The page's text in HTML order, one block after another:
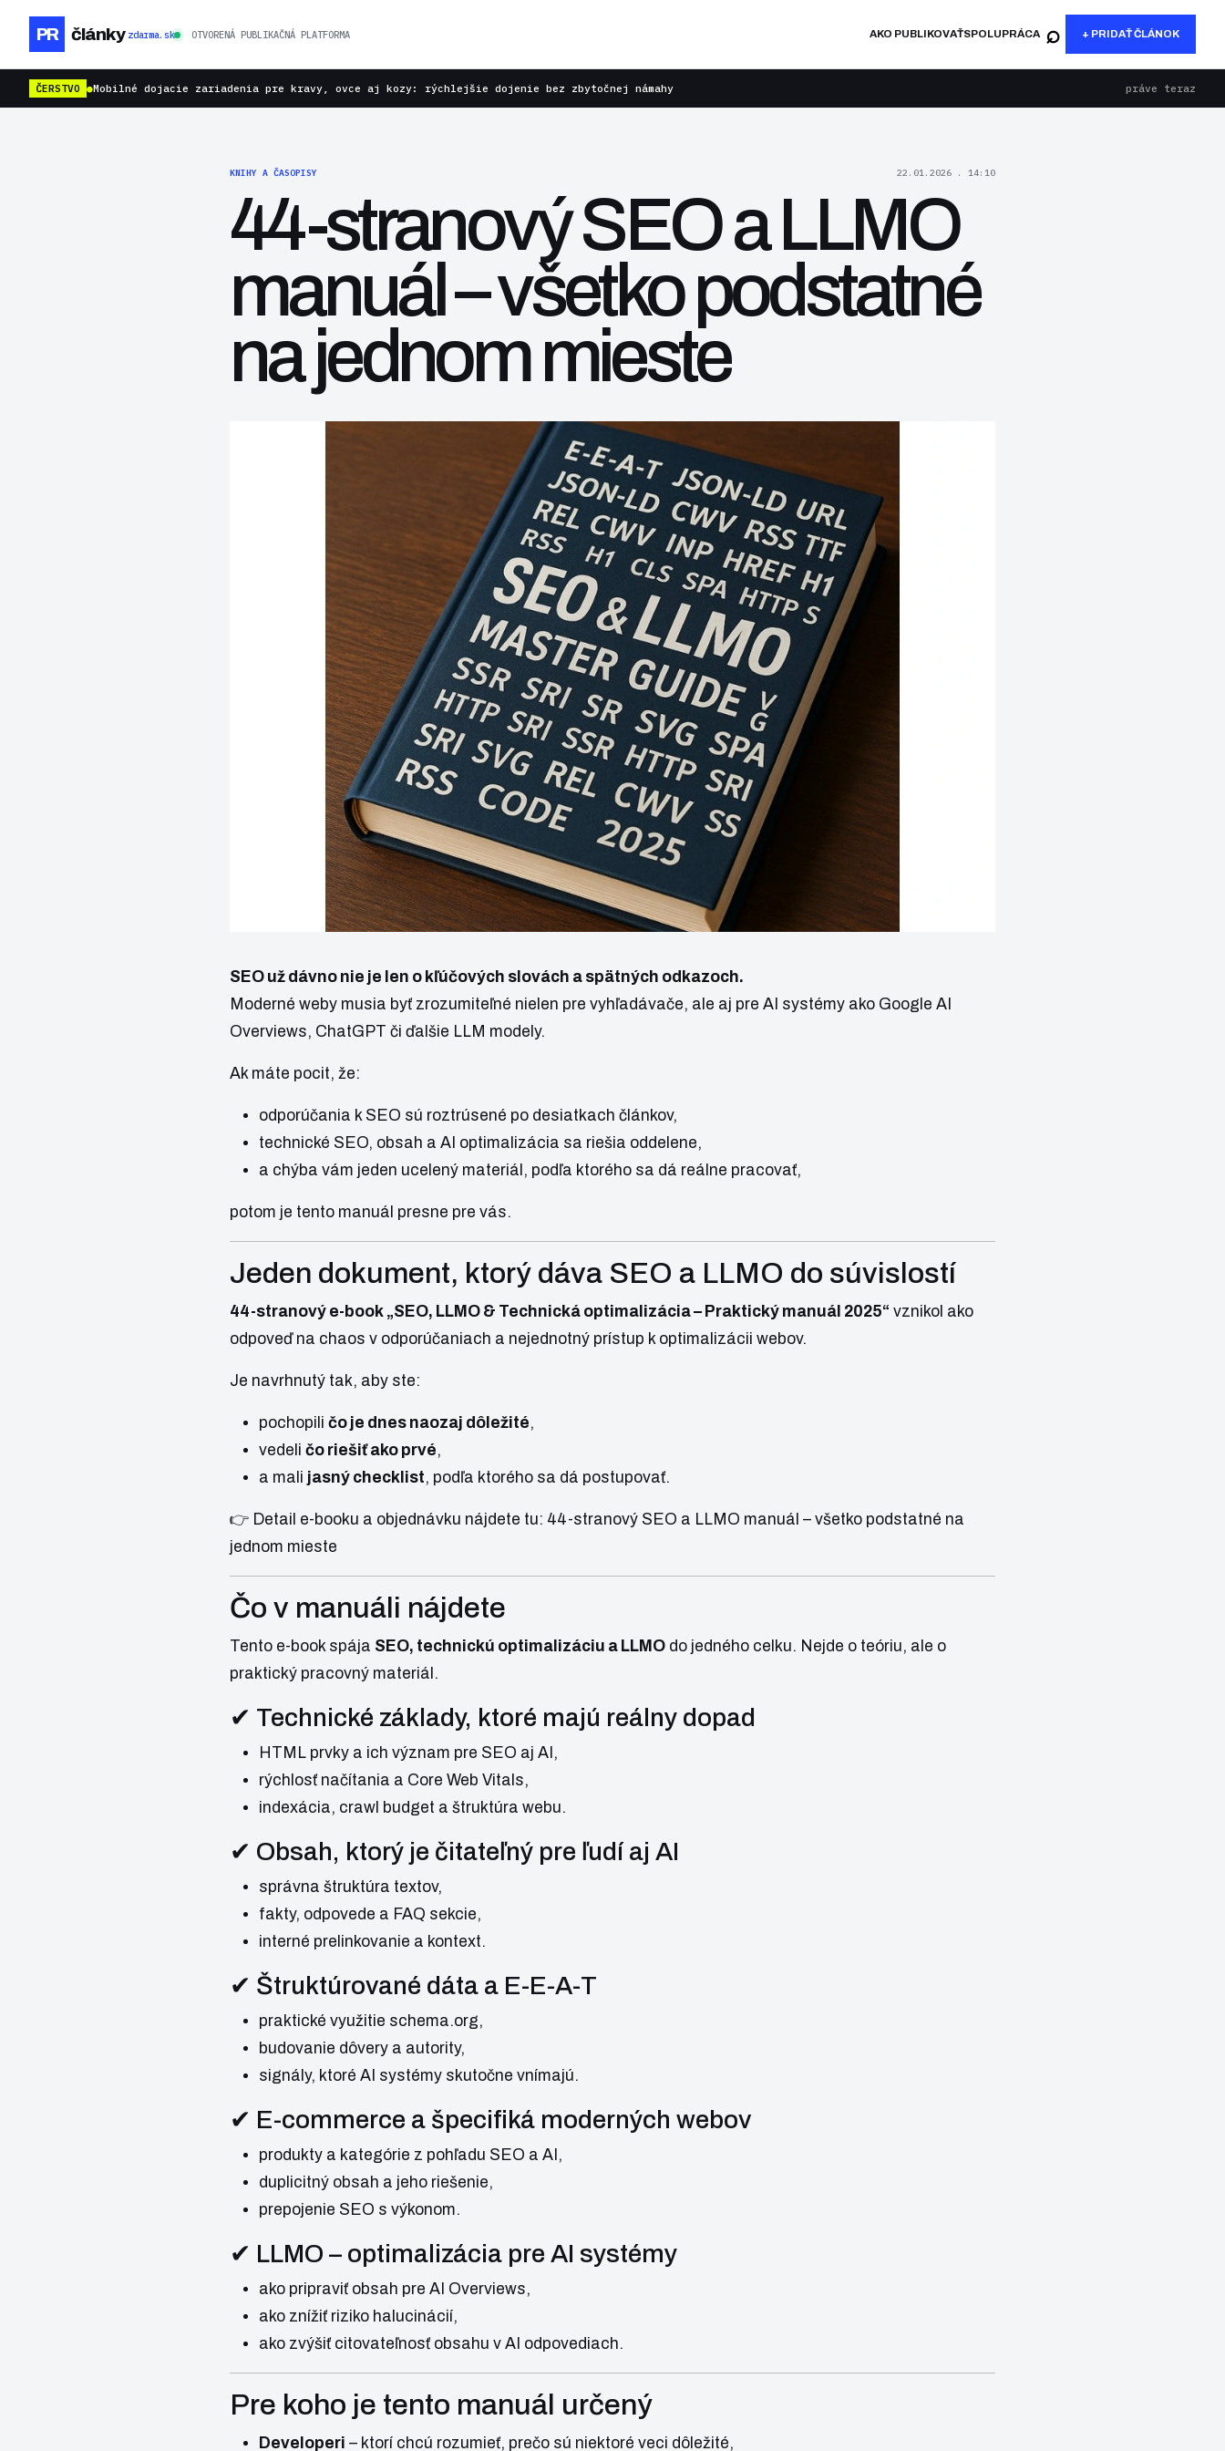
PR články zdarma.sk OTVORENÁ PUBLIKAČNÁ PLATFORMA AKO PUBLIKOVAŤSPOLUPRÁCA ⌕ + PRIDAŤ ČLÁNOK
ČERSTVO ●Mobilné dojacie zariadenia pre kravy, ovce aj kozy: rýchlejšie dojenie bez zbytočnej námahy práve teraz
KNIHY A ČASOPISY 22.01.2026 . 14:10
44-stranový SEO a LLMO
manuál – všetko podstatné
na jednom mieste
SEO už dávno nie je len o kľúčových slovách a spätných odkazoch.
Moderné weby musia byť zrozumiteľné nielen pre vyhľadávače, ale aj pre AI systémy ako Google AI
Overviews, ChatGPT či ďalšie LLM modely.
Ak máte pocit, že:
odporúčania k SEO sú roztrúsené po desiatkach článkov,
technické SEO, obsah a AI optimalizácia sa riešia oddelene,
a chýba vám jeden ucelený materiál, podľa ktorého sa dá reálne pracovať,
potom je tento manuál presne pre vás.
Jeden dokument, ktorý dáva SEO a LLMO do súvislostí
44-stranový e-book „SEO, LLMO & Technická optimalizácia – Praktický manuál 2025“ vznikol ako
odpoveď na chaos v odporúčaniach a nejednotný prístup k optimalizácii webov.
Je navrhnutý tak, aby ste:
pochopili čo je dnes naozaj dôležité,
vedeli čo riešiť ako prvé,
a mali jasný checklist, podľa ktorého sa dá postupovať.
👉 Detail e-booku a objednávku nájdete tu: 44-stranový SEO a LLMO manuál – všetko podstatné na
jednom mieste
Čo v manuáli nájdete
Tento e-book spája SEO, technickú optimalizáciu a LLMO do jedného celku. Nejde o teóriu, ale o
praktický pracovný materiál.
✔ Technické základy, ktoré majú reálny dopad
HTML prvky a ich význam pre SEO aj AI,
rýchlosť načítania a Core Web Vitals,
indexácia, crawl budget a štruktúra webu.
✔ Obsah, ktorý je čitateľný pre ľudí aj AI
správna štruktúra textov,
fakty, odpovede a FAQ sekcie,
interné prelinkovanie a kontext.
✔ Štruktúrované dáta a E-E-A-T
praktické využitie schema.org,
budovanie dôvery a autority,
signály, ktoré AI systémy skutočne vnímajú.
✔ E-commerce a špecifiká moderných webov
produkty a kategórie z pohľadu SEO a AI,
duplicitný obsah a jeho riešenie,
prepojenie SEO s výkonom.
✔ LLMO – optimalizácia pre AI systémy
ako pripraviť obsah pre AI Overviews,
ako znížiť riziko halucinácií,
ako zvýšiť citovateľnosť obsahu v AI odpovediach.
Pre koho je tento manuál určený
Developeri – ktorí chcú rozumieť, prečo sú niektoré veci dôležité,